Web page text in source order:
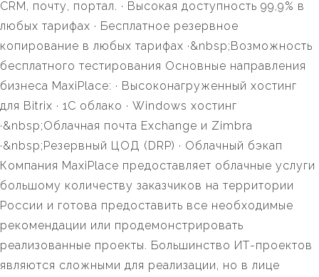
CRM, почту, портал. · Высокая доступность 99,9% в
любых тарифах · Бесплатное резервное
копирование в любых тарифах ·&nbsp;Возможность
бесплатного тестирования Основные направления
бизнеса MaxiPlace: · Высоконагруженный хостинг
для Bitrix · 1С облако · Windows хостинг
·&nbsp;Облачная почта Exchange и Zimbra
·&nbsp;Резервный ЦОД (DRP) · Облачный бэкап
Компания MaxiPlace предоставляет облачные услуги
большому количеству заказчиков на территории
России и готова предоставить все необходимые
рекомендации или продемонстрировать
реализованные проекты. Большинство ИТ-проектов
являются сложными для реализации, но в лице